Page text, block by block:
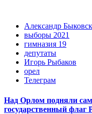
Александр
выборы 2021
гимназия 19
депутаты
Игорь Рыбаков
орел
Телеграм
Над Орлом подняли
государственный флаг